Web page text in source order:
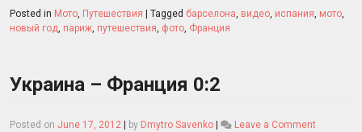
Posted in Мото, Путешествия Tagged барселона, видео, испания, мото,
новый год, париж, путешествия, фото, Франция
Украина – Франция 0:2
Posted on June 17, 2012 by Dmytro Savenko Leave a Comment